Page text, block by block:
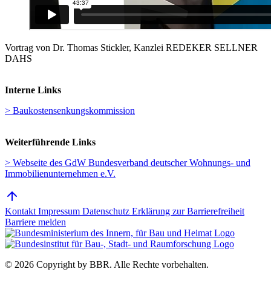
Vortrag von Dr. Thomas Stickler, Kanzlei REDEKER SELLNER
DAHS
Interne Links
> Baukostensenkungskommission
Weiterführende Links
> Webseite des GdW Bundesverband deutscher Wohnungs- und
Immobilienunternehmen e.V.
Kontakt Impressum Datenschutz Erklärung zur Barrierefreiheit
Barriere melden
© 2026 Copyright by BBR. Alle Rechte vorbehalten.